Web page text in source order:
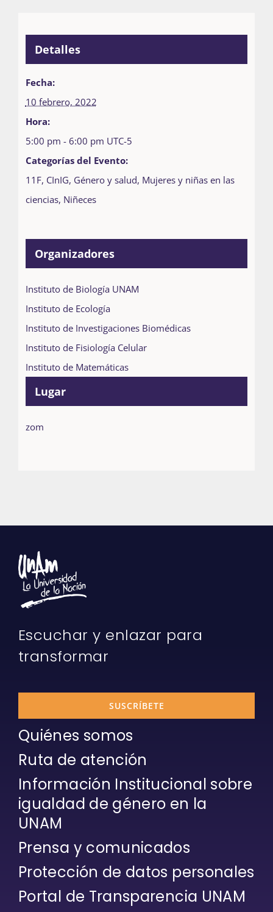
Detalles
Fecha:
10 febrero, 2022
Hora:
5:00 pm - 6:00 pm UTC-5
Categorías del Evento:
11F, CInIG, Género y salud, Mujeres y niñas en las
ciencias, Niñeces
Lugar
zom
Organizadores
Instituto de Biología UNAM
Instituto de Ecología
Instituto de Investigaciones Biomédicas
Instituto de Fisiología Celular
Instituto de Matemáticas
Escuchar y enlazar para
transformar
SUSCRÍBETE
Quiénes somos
Ruta de atención
Información Institucional sobre
igualdad de género en la
UNAM
Prensa y comunicados
Protección de datos personales
Portal de Transparencia UNAM